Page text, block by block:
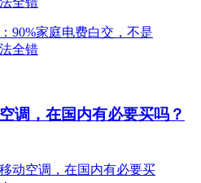
调，在国内有必要买吗？